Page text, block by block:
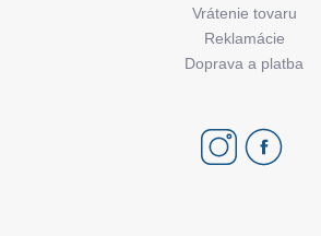
Vrátenie tovaru
Reklamácie
Doprava a platba